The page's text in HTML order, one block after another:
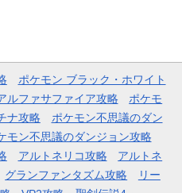
ポケモン ブラック・ホワイト
ルファサファイア攻略
ポケモ
ナ攻略
ポケモン不思議のダン
モン不思議のダンジョン攻略
アルトネリコ攻略
アルトネ
グランファンタズム攻略
リー